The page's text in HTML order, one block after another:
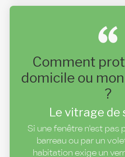
Comment
domicile ou
?
Le vitrage de
Si une fenêtre n'est pas
barreau ou par un
habitation exige un